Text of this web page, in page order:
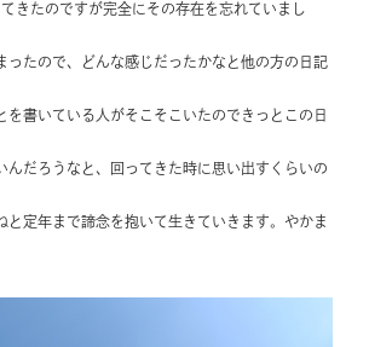
きたのですが完全にその存在を忘れていまし
ったので、どんな感じだったかなと他の方の日記
を書いている人がそこそこいたのできっとこの日
んだろうなと、回ってきた時に思い出すくらいの
と定年まで諦念を抱いて生きていきます。やかま